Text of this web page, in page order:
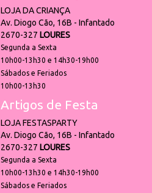
LOJA DA CRIANÇA
Av. Diogo Cão, 16B - Infantado
2670-327 LOURES
Segunda a Sexta
10h00-13h30 e 14h30-19h00
Sábados e Feriados
10h00-13h30
Artigos de Festa
LOJA FESTASPARTY
Av. Diogo Cão, 16B - Infantado
2670-327 LOURES
Segunda a Sexta
10h00-13h30 e 14h30-19h00
Sábados e Feriados